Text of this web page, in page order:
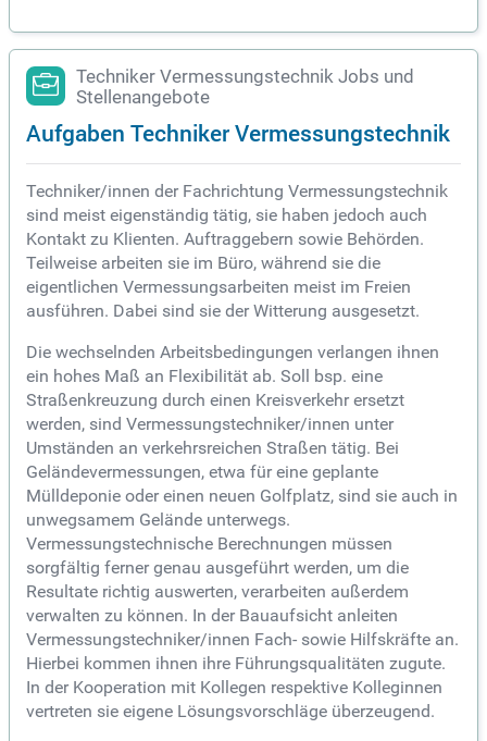
Techniker Vermessungstechnik Jobs und
Stellenangebote
Aufgaben Techniker Vermessungstechnik
Techniker/innen der Fachrichtung Vermessungstechnik
sind meist eigenständig tätig, sie haben jedoch auch
Kontakt zu Klienten. Auftraggebern sowie Behörden.
Teilweise arbeiten sie im Büro, während sie die
eigentlichen Vermessungsarbeiten meist im Freien
ausführen. Dabei sind sie der Witterung ausgesetzt.
Die wechselnden Arbeitsbedingungen verlangen ihnen
ein hohes Maß an Flexibilität ab. Soll bsp. eine
Straßenkreuzung durch einen Kreisverkehr ersetzt
werden, sind Vermessungstechniker/innen unter
Umständen an verkehrsreichen Straßen tätig. Bei
Geländevermessungen, etwa für eine geplante
Mülldeponie oder einen neuen Golfplatz, sind sie auch in
unwegsamem Gelände unterwegs.
Vermessungstechnische Berechnungen müssen
sorgfältig ferner genau ausgeführt werden, um die
Resultate richtig auswerten, verarbeiten außerdem
verwalten zu können. In der Bauaufsicht anleiten
Vermessungstechniker/innen Fach- sowie Hilfskräfte an.
Hierbei kommen ihnen ihre Führungsqualitäten zugute.
In der Kooperation mit Kollegen respektive Kolleginnen
vertreten sie eigene Lösungsvorschläge überzeugend.